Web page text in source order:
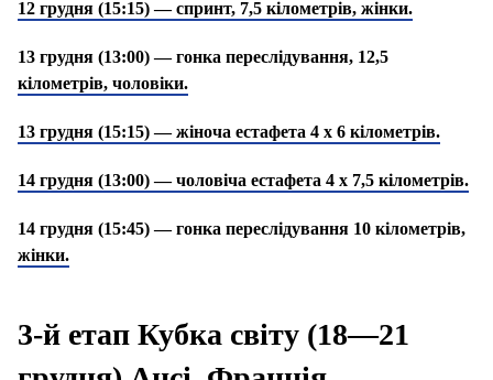
12 грудня (15:15) — спринт, 7,5 кілометрів, жінки.
13 грудня (13:00) — гонка переслідування, 12,5
кілометрів, чоловіки.
13 грудня (15:15) — жіноча естафета 4 х 6 кілометрів.
14 грудня (13:00) — чоловіча естафета 4 х 7,5 кілометрів.
14 грудня (15:45) — гонка переслідування 10 кілометрів,
жінки.
3-й етап Кубка світу (18—21